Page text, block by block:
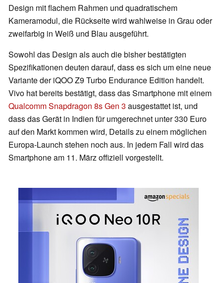
Design mit flachem Rahmen und quadratischem
Kameramodul, die Rückseite wird wahlweise in Grau oder
zweifarbig in Weiß und Blau ausgeführt.
Sowohl das Design als auch die bisher bestätigten
Spezifikationen deuten darauf, dass es sich um eine neue
Variante der iQOO Z9 Turbo Endurance Edition handelt.
Vivo hat bereits bestätigt, dass das Smartphone mit einem
Qualcomm Snapdragon 8s Gen 3 ausgestattet ist, und
dass das Gerät in Indien für umgerechnet unter 330 Euro
auf den Markt kommen wird, Details zu einem möglichen
Europa-Launch stehen noch aus. In jedem Fall wird das
Smartphone am 11. März offiziell vorgestellt.